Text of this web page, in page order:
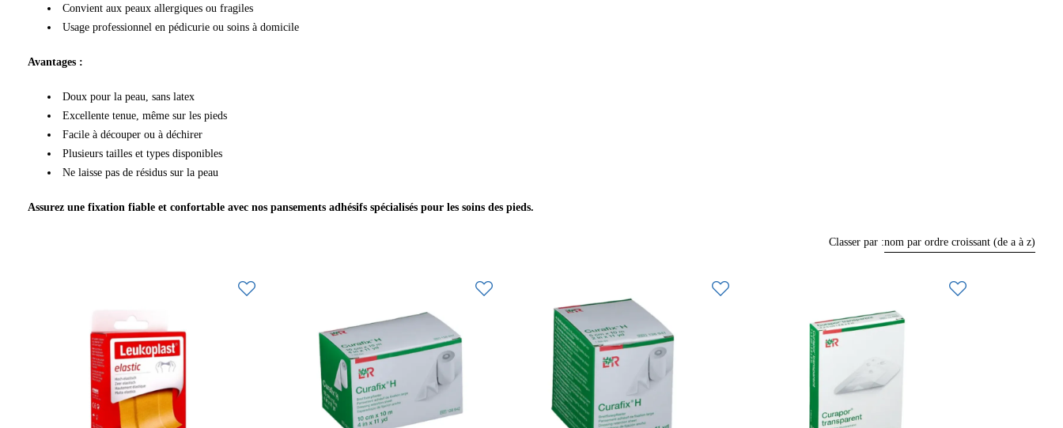
Convient aux peaux allergiques ou fragiles
Usage professionnel en pédicurie ou soins à domicile
Avantages :
Doux pour la peau, sans latex
Excellente tenue, même sur les pieds
Facile à découper ou à déchirer
Plusieurs tailles et types disponibles
Ne laisse pas de résidus sur la peau
Assurez une fixation fiable et confortable avec nos pansements adhésifs spécialisés pour les soins des pieds.
Classer par :nom par ordre croissant (de a à z)